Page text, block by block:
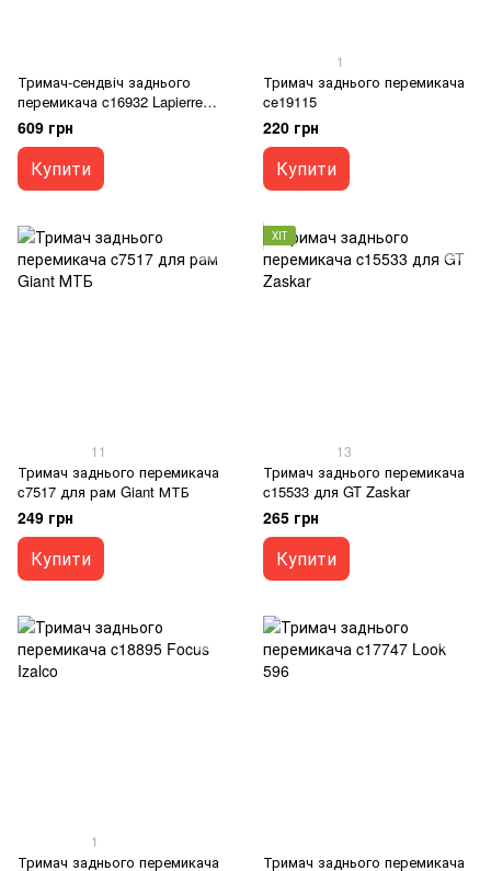
Тримач-сендвіч заднього
перемикача c16932 Lapierre
Xelius 02013145
609 грн
Купити
1
Тримач заднього перемикача
ce19115
220 грн
Купити
11
Тримач заднього перемикача
c7517 для рам Giant МТБ
249 грн
Купити
ХІТ
13
Тримач заднього перемикача
c15533 для GT Zaskar
265 грн
Купити
1
Тримач заднього перемикача
Тримач заднього перемикача